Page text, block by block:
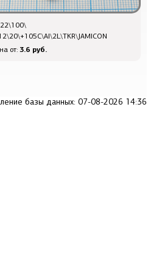
22\100\
от: 3.6 руб.
базы данных: 07-08-2026 14:36